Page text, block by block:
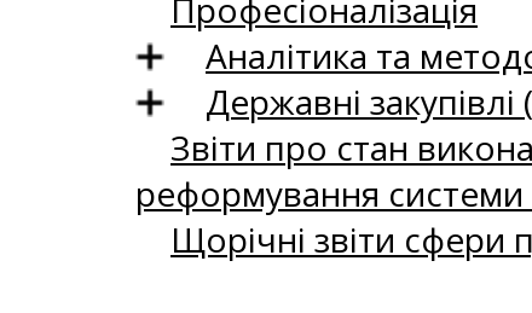
Професіоналізація
Аналітика та
Державні закупівлі
Звіти про стан
реформування системи
Щорічні звіти сфери